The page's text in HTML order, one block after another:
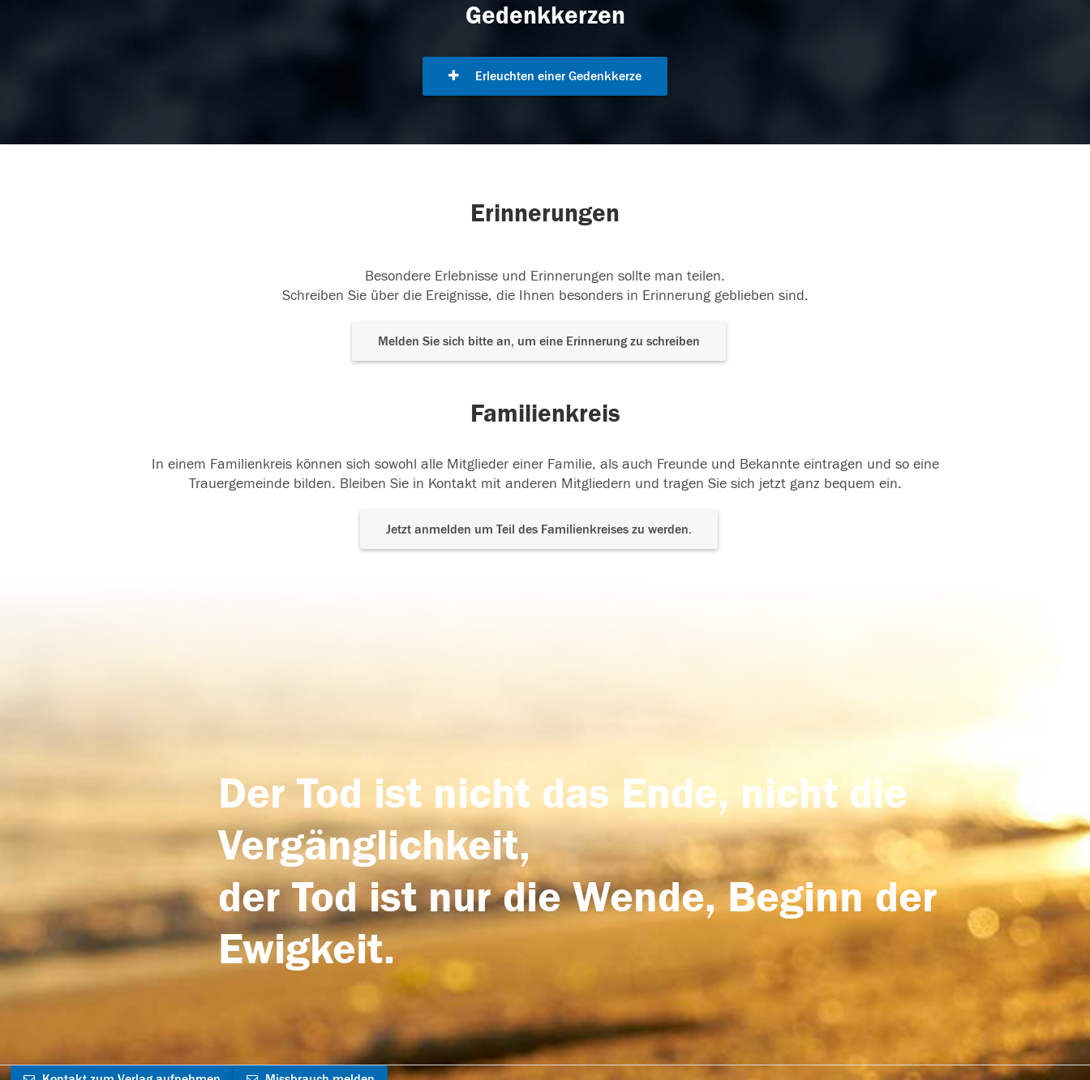
Gedenkkerzen
Erleuchten einer Gedenkkerze
Erinnerungen
Besondere Erlebnisse und Erinnerungen sollte man teilen.
Schreiben Sie über die Ereignisse, die Ihnen besonders in Erinnerung geblieben sind.
Melden Sie sich bitte an, um eine Erinnerung zu schreiben
Familienkreis
In einem Familienkreis können sich sowohl alle Mitglieder einer Familie, als auch Freunde und Bekannte eintragen und so eine
Trauergemeinde bilden. Bleiben Sie in Kontakt mit anderen Mitgliedern und tragen Sie sich jetzt ganz bequem ein.
Jetzt anmelden um Teil des Familienkreises zu werden.
Der Tod ist nicht das Ende, nicht die
Vergänglichkeit,
der Tod ist nur die Wende, Beginn der
Ewigkeit.